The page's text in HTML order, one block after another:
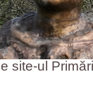
Brebu -